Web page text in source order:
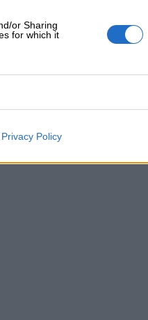
or Sharing
for which it
Privacy Policy
maschera del